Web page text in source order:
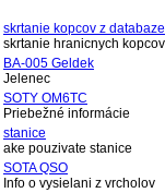
skrtanie kopcov z databaze
skrtanie hranicnych
BA-005 Geldek
Jelenec
SOTY OM6TC
Priebežné informácie
stanice
ake pouzivate stanice
SOTA QSO
Info o vysielani z vrcholov